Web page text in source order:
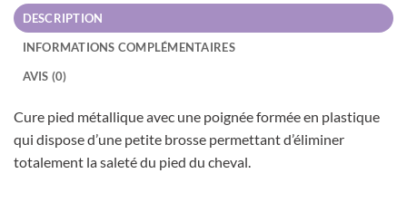
DESCRIPTION
INFORMATIONS COMPLÉMENTAIRES
AVIS (0)
Cure pied métallique avec une poignée formée en plastique
qui dispose d’une petite brosse permettant d’éliminer
totalement la saleté du pied du cheval.